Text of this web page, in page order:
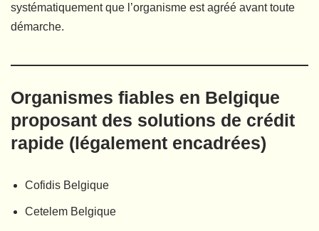
systématiquement que l’organisme est agréé avant toute
démarche.
Organismes fiables en Belgique
proposant des solutions de crédit
rapide (légalement encadrées)
Cofidis Belgique
Cetelem Belgique